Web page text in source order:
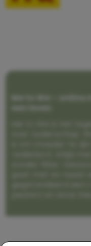
Me to We –